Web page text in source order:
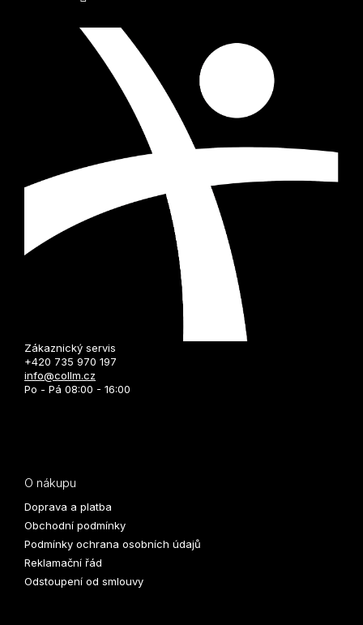
Zákaznický servis
+420 735 970 197
info@collm.cz
Po - Pá 08:00 - 16:00
O nákupu
Doprava a platba
Obchodní podmínky
Podmínky ochrana osobních údajů
Reklamační řád
Odstoupení od smlouvy